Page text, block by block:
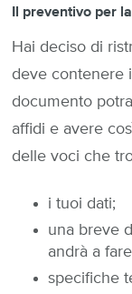
Il preventivo per
Hai deciso di
deve contenere
documento
affidi e avere
delle voci che
i tuoi dati;
una breve
andrà a
specifiche